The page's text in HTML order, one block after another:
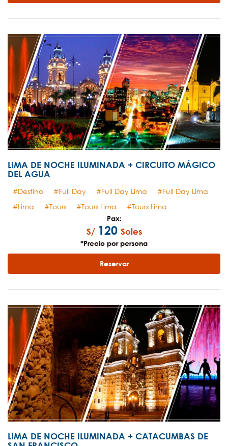
LIMA DE NOCHE ILUMINADA + CIRCUITO MÁGICO
DEL AGUA
Destino Full Day Full Day Lima
Full Day Lima
Lima
Tours Tours Lima
Tours Lima
Pax:
S/ 120 Soles
*Precio por persona
Reservar
LIMA DE NOCHE ILUMINADA + CATACUMBAS DE